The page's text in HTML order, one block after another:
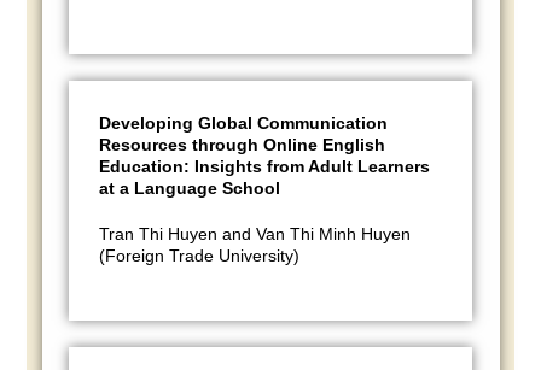
Developing Global Communication
Resources through Online English
Education: Insights from Adult Learners
at a Language School
Tran Thi Huyen and Van Thi Minh Huyen
(Foreign Trade University)